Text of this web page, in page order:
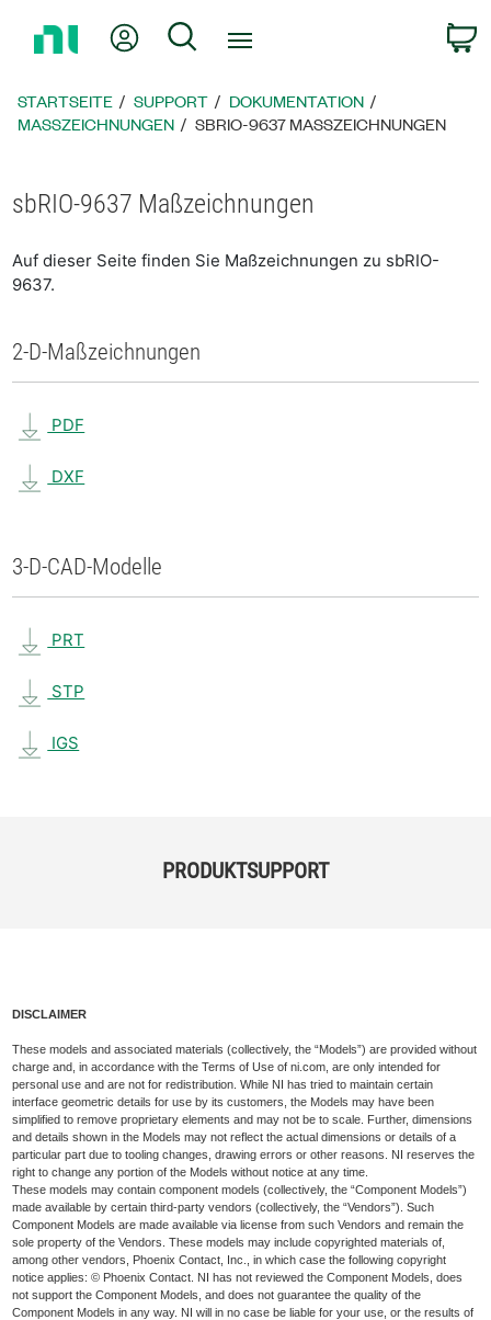
zur
Mein KontoSuche
STARTSEITE SUPPORT
DOKUMENTATION
MASSZEICHNUNGEN
SBRIO-9637 MASSZEICHNUNGEN
sbRIO-9637 Maßzeichnungen
Auf dieser Seite finden Sie Maßzeichnungen zu sbRIO-
9637.
2-D-Maßzeichnungen
PDF
DXF
3-D-CAD-Modelle
PRT
STP
IGS
PRODUKTSUPPORT
DISCLAIMER
These models and associated materials (collectively, the “Models”) are provided without
charge and, in accordance with the Terms of Use of ni.com, are only intended for
personal use and are not for redistribution. While NI has tried to maintain certain
interface geometric details for use by its customers, the Models may have been
simplified to remove proprietary elements and may not be to scale. Further, dimensions
and details shown in the Models may not reflect the actual dimensions or details of a
particular part due to tooling changes, drawing errors or other reasons. NI reserves the
right to change any portion of the Models without notice at any time.
These models may contain component models (collectively, the “Component Models”)
made available by certain third-party vendors (collectively, the “Vendors”). Such
Component Models are made available via license from such Vendors and remain the
sole property of the Vendors. These models may include copyrighted materials of,
among other vendors, Phoenix Contact, Inc., in which case the following copyright
notice applies: © Phoenix Contact. NI has not reviewed the Component Models, does
not support the Component Models, and does not guarantee the quality of the
Component Models in any way. NI will in no case be liable for your use, or the results of